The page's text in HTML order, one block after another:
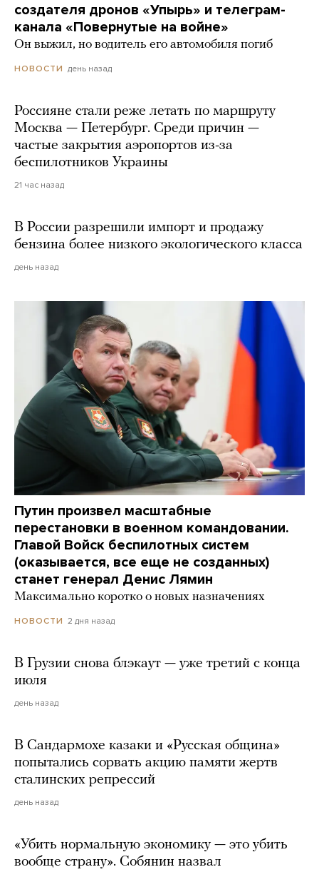
создателя дронов «Упырь» и телеграм-
канала «Повернутые на войне»
Он выжил, но водитель его автомобиля погиб
НОВОСТИ день назад
Россияне стали реже летать по маршруту
Москва — Петербург. Среди причин —
частые закрытия аэропортов из-за
беспилотников Украины
21 час назад
В России разрешили импорт и продажу
бензина более низкого экологического класса
день назад
Путин произвел масштабные
перестановки в военном командовании.
Главой Войск беспилотных систем
(оказывается, все еще не созданных)
станет генерал Денис Лямин
Максимально коротко о новых назначениях
НОВОСТИ 2 дня назад
В Грузии снова блэкаут — уже третий с конца
июля
день назад
В Сандармохе казаки и «Русская община»
попытались сорвать акцию памяти жертв
сталинских репрессий
день назад
«Убить нормальную экономику — это убить
вообще страну». Собянин назвал